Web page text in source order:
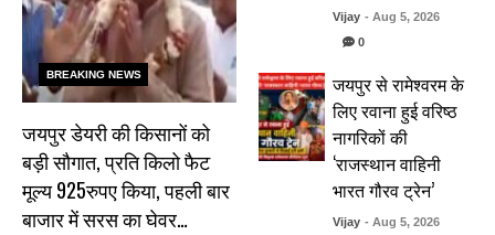
BREAKING NEWS
जयपुर डेयरी की किसानों को
बड़ी सौगात, प्रति किलो फैट
मूल्य 925रुपए किया, पहली बार
बाजार में सरस का घेवर…
Vijay - Aug 5, 2026
0
जयपुर से रामेश्वरम के
लिए रवाना हुई वरिष्ठ
नागरिकों की
‘राजस्थान वाहिनी
भारत गौरव ट्रेन’
Vijay - Aug 5, 2026